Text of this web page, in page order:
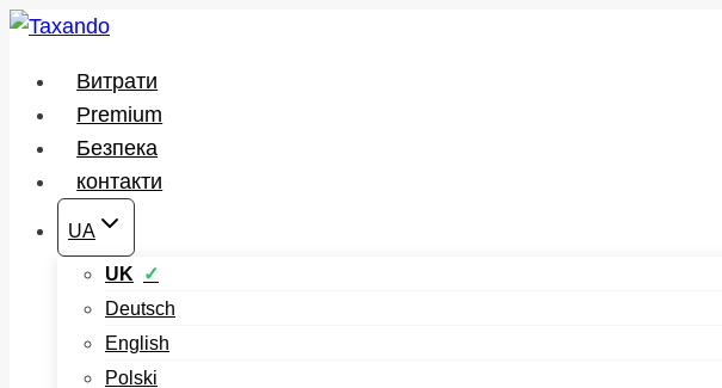
Перейти
вмісту
Витрати
Premium
Безпека
контакти
UA
UK
Deutsch
English
Polski